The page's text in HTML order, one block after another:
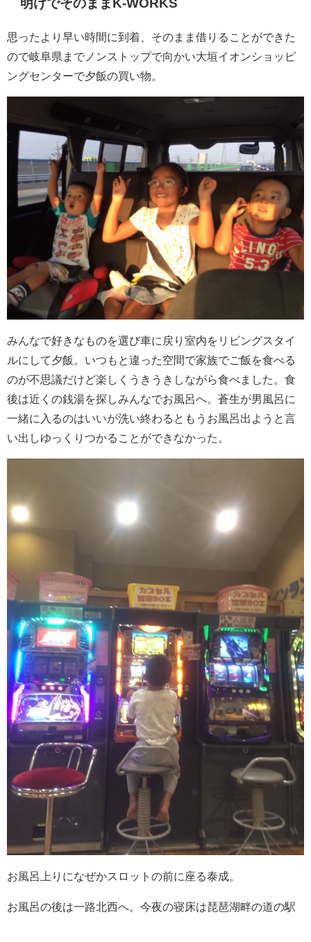
明けでそのままK-WORKS
思ったより早い時間に到着、そのまま借りることができた
ので岐阜県までノンストップで向かい大垣イオンショッピ
ングセンターで夕飯の買い物。
みんなで好きなものを選び車に戻り室内をリビングスタイ
ルにして夕飯。いつもと違った空間で家族でご飯を食べる
のが不思議だけど楽しくうきうきしながら食べました。食
後は近くの銭湯を探しみんなでお風呂へ。蒼生が男風呂に
一緒に入るのはいいが洗い終わるともうお風呂出ようと言
い出しゆっくりつかることができなかった。
お風呂上りになぜかスロットの前に座る泰成。
お風呂の後は一路北西へ。今夜の寝床は琵琶湖畔の道の駅